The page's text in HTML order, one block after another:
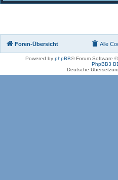
Foren-Übersicht Alle
Powered by phpBB® Forum Software
PhpBB3
Deutsche